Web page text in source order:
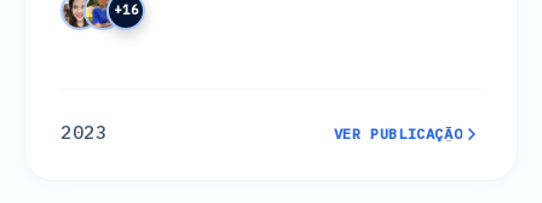
+16
2023
VER PUBLICAÇÃO
VER PUBLICAÇÃO